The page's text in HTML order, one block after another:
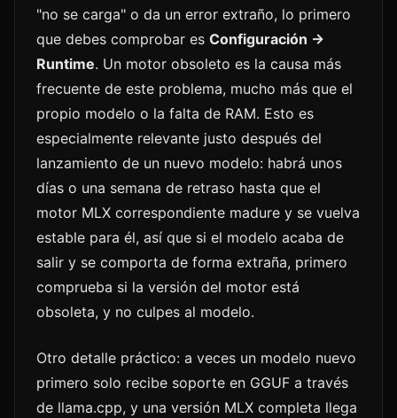
"no se carga" o da un error extraño, lo primero
que debes comprobar es Configuración →
Runtime. Un motor obsoleto es la causa más
frecuente de este problema, mucho más que el
propio modelo o la falta de RAM. Esto es
especialmente relevante justo después del
lanzamiento de un nuevo modelo: habrá unos
días o una semana de retraso hasta que el
motor MLX correspondiente madure y se vuelva
estable para él, así que si el modelo acaba de
salir y se comporta de forma extraña, primero
comprueba si la versión del motor está
obsoleta, y no culpes al modelo.
Otro detalle práctico: a veces un modelo nuevo
primero solo recibe soporte en GGUF a través
de llama.cpp, y una versión MLX completa llega